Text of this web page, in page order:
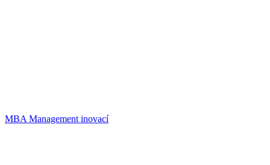
MBA Management inovací